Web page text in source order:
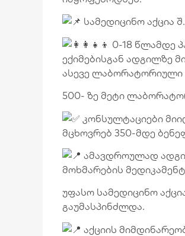
სამედიცინო აქცია
0-18 წლამდე
ექიმებისგან ადგილზე
ასევე ლაბორატორიული
500- ზე მეტი
კონსულტაციები
მცხოვრებ 350-მდე
ამავდროულად
მოხმარების
უფასო სამედიცინო
გაუმასპინძლდა.
აქციის